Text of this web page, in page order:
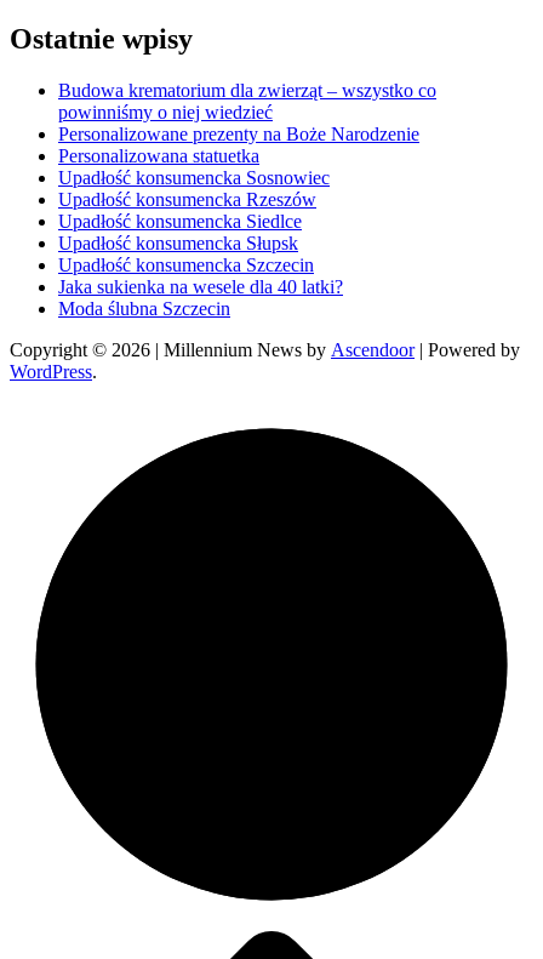
Ostatnie wpisy
Budowa krematorium dla zwierząt – wszystko co
powinniśmy o niej wiedzieć
Personalizowane prezenty na Boże Narodzenie
Personalizowana statuetka
Upadłość konsumencka Sosnowiec
Upadłość konsumencka Rzeszów
Upadłość konsumencka Siedlce
Upadłość konsumencka Słupsk
Upadłość konsumencka Szczecin
Jaka sukienka na wesele dla 40 latki?
Moda ślubna Szczecin
Copyright © 2026 | Millennium News by Ascendoor| Powered by
WordPress.